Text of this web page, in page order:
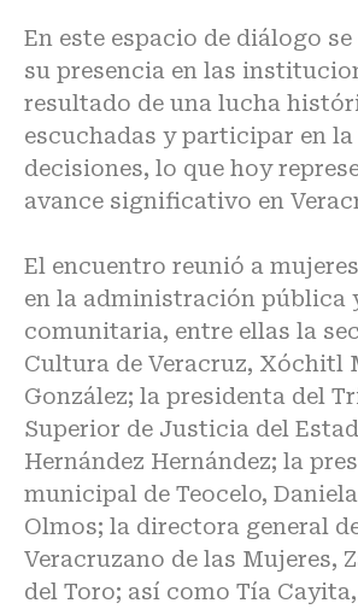
En este espacio de diálogo
su presencia en las
resultado de una lucha
escuchadas y participar en
decisiones, lo que hoy
avance significativo en
El encuentro reunió a
en la administración pública
comunitaria, entre ellas la
Cultura de Veracruz, Xóchitl
González; la presidenta del
Superior de Justicia del
Hernández Hernández; la
municipal de Teocelo,
Olmos; la directora general
Veracruzano de las Mujeres,
del Toro; así como Tía